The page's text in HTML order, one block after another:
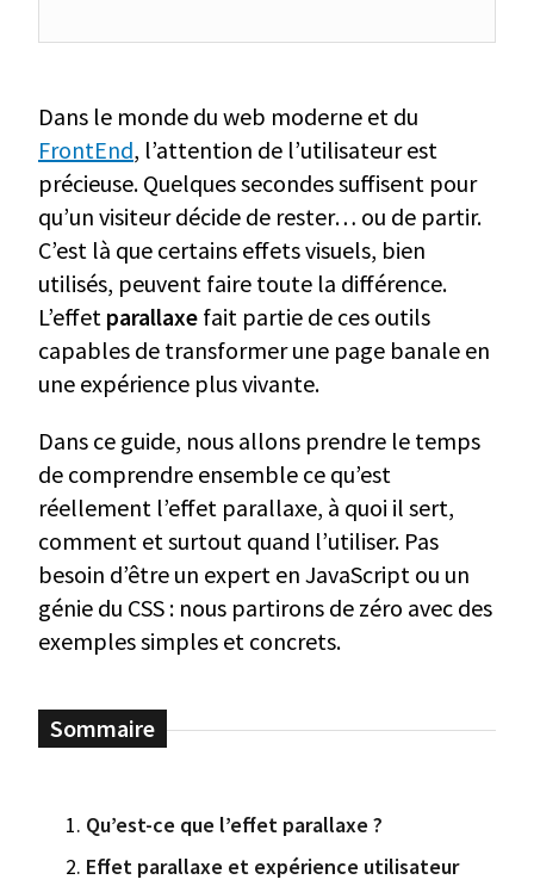
Dans le monde du web moderne et du
FrontEnd, l’attention de l’utilisateur est
précieuse. Quelques secondes suffisent pour
qu’un visiteur décide de rester… ou de partir.
C’est là que certains effets visuels, bien
utilisés, peuvent faire toute la différence.
L’effet parallaxe fait partie de ces outils
capables de transformer une page banale en
une expérience plus vivante.
Dans ce guide, nous allons prendre le temps
de comprendre ensemble ce qu’est
réellement l’effet parallaxe, à quoi il sert,
comment et surtout quand l’utiliser. Pas
besoin d’être un expert en JavaScript ou un
génie du CSS : nous partirons de zéro avec des
exemples simples et concrets.
Qu’est-ce que l’effet parallaxe ?
Effet parallaxe et expérience utilisateur